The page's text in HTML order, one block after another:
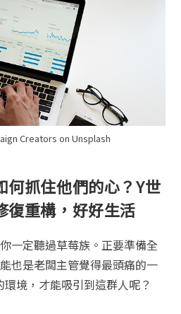
Creators on Unsplash
何抓住他們的心？Y世
復重構，好好生活
一定聽過草莓族。正要準備全
也是老闆主管覺得最頭痛的一
境，才能吸引到這群人呢？